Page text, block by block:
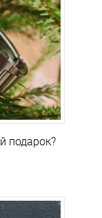
подарок?